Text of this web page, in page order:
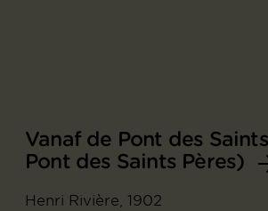
Vanaf de Pont des
Pont des Saints Pères)
Henri Rivière, 1902